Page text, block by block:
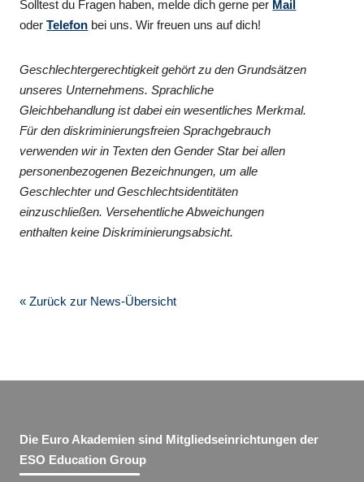
Solltest du Fragen haben, melde dich gerne per Mail
oderTelefon bei uns. Wir freuen uns auf dich!
Geschlechtergerechtigkeit gehört zu den Grundsätzen
unseres Unternehmens. Sprachliche
Gleichbehandlung ist dabei ein wesentliches Merkmal.
Für den diskriminierungsfreien Sprachgebrauch
verwenden wir in Texten den Gender Star bei allen
personenbezogenen Bezeichnungen, um alle
Geschlechter und Geschlechtsidentitäten
einzuschließen. Versehentliche Abweichungen
enthalten keine Diskriminierungsabsicht.
« Zurück zur News-Übersicht
Die Euro Akademien sind Mitgliedseinrichtungen der
ESO Education Group